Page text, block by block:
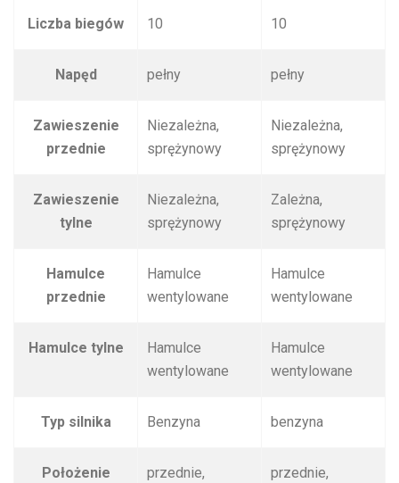
Liczba biegów 10 10
Napęd pełny pełny
Zawieszenie
przednie
Niezależna,
sprężynowy
Niezależna,
sprężynowy
Zawieszenie
tylne
Niezależna,
sprężynowy
Zależna,
sprężynowy
Hamulce
przednie
Hamulce
wentylowane
Hamulce
wentylowane
Hamulce tylne
Hamulce
wentylowane
Hamulce
wentylowane
Typ silnika Benzyna benzyna
Położenie
przednie,
przednie,